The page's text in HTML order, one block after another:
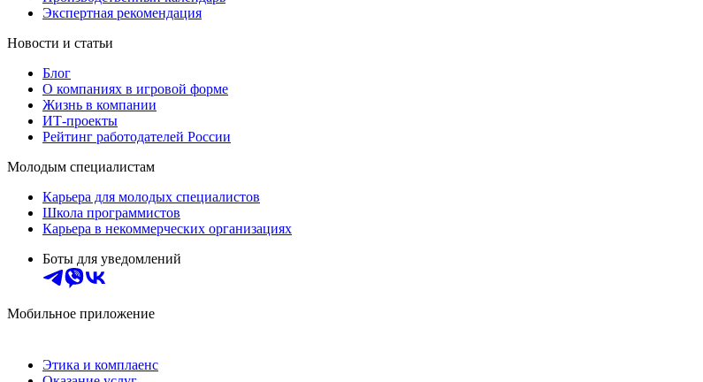
Экспертная рекомендация
Новости и статьи
Блог
О компаниях в игровой форме
Жизнь в компании
ИТ-проекты
Рейтинг работодателей России
Молодым специалистам
Карьера для молодых специалистов
Школа программистов
Карьера в некоммерческих организациях
Боты для уведомлений
Мобильное приложение
Этика и комплаенс